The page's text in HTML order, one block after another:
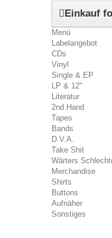
Einkauf
Menü
Labelangebot
CDs
Vinyl
Single & EP
LP & 12"
Literatur
2nd Hand
Tapes
Bands
D.V.A.
Take Shit
Wärters
Merchandise
Shirts
Buttons
Aufnäher
Sonstiges